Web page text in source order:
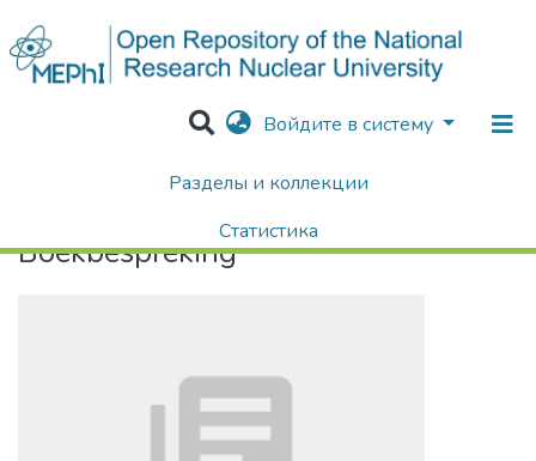
Войдите в систему
Разделы и коллекции
Статистика
Boekbespreking
Boekbespreking